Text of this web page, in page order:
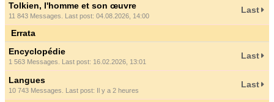
Tolkien, l'homme et son œuvre
11 843 Messages. Last post: 04.08.2026, 14:00
Last
Errata
Encyclopédie
1 563 Messages. Last post: 16.02.2026, 13:01
Last
Langues
10 743 Messages. Last post: Il y a 2 heures
Last